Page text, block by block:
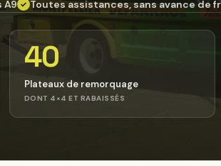
A9 ✓ Toutes assistances, sans avance de
40
Plateaux de remorquage
DONT 4×4 ET RABAISSÉS